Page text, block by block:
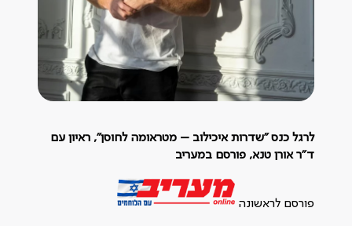
לרגל כנס "שדרות איכילוב – מטראומה לחוסן", ראיון עם
ד"ר אורן טנא, פורסם במעריב
פורסם לראשונה